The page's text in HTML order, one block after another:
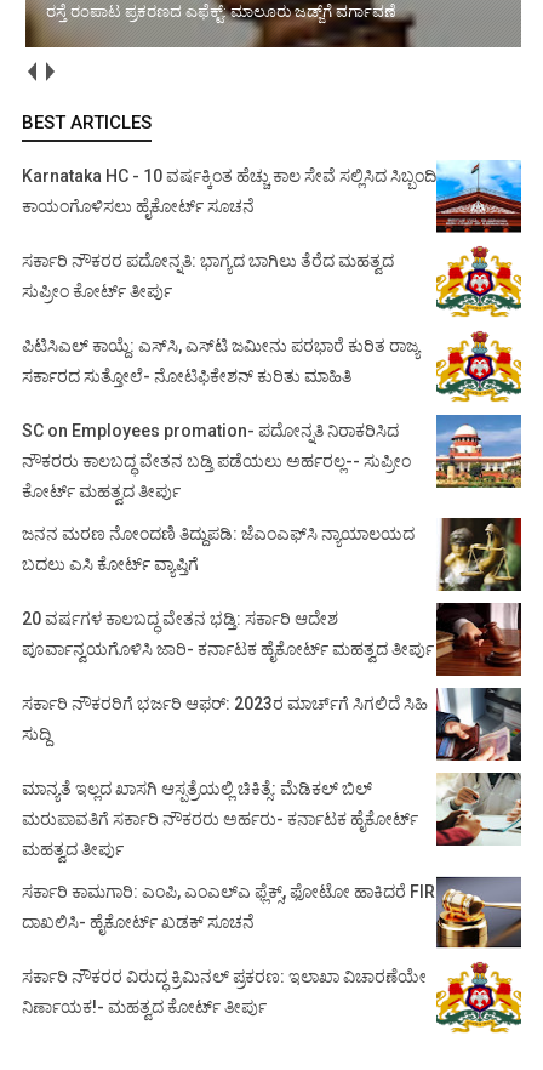
ಕೋರ್ಟ್‌
BEST ARTICLES
Karnataka HC - 10 ವರ್ಷಕ್ಕಿಂತ ಹೆಚ್ಚು ಕಾಲ ಸೇವೆ ಸಲ್ಲಿಸಿದ ಸಿಬ್ಬಂದಿ
ಕಾಯಂಗೊಳಿಸಲು ಹೈಕೋರ್ಟ್ ಸೂಚನೆ
ಸರ್ಕಾರಿ ನೌಕರರ ಪದೋನ್ನತಿ: ಭಾಗ್ಯದ ಬಾಗಿಲು ತೆರೆದ ಮಹತ್ವದ
ಸುಪ್ರೀಂ ಕೋರ್ಟ್ ತೀರ್ಪು
ಪಿಟಿಸಿಎಲ್ ಕಾಯ್ದೆ: ಎಸ್‌ಸಿ, ಎಸ್‌ಟಿ ಜಮೀನು ಪರಭಾರೆ ಕುರಿತ ರಾಜ್ಯ
ಸರ್ಕಾರದ ಸುತ್ತೋಲೆ- ನೋಟಿಫಿಕೇಶನ್‌ ಕುರಿತು ಮಾಹಿತಿ
SC on Employees promation- ಪದೋನ್ನತಿ ನಿರಾಕರಿಸಿದ
ನೌಕರರು ಕಾಲಬದ್ಧ ವೇತನ ಬಡ್ತಿ ಪಡೆಯಲು ಅರ್ಹರಲ್ಲ-- ಸುಪ್ರೀಂ
ಕೋರ್ಟ್ ಮಹತ್ವದ ತೀರ್ಪು
ಜನನ ಮರಣ ನೋಂದಣಿ ತಿದ್ದುಪಡಿ: ಜೆಎಂಎಫ್‌ಸಿ ನ್ಯಾಯಾಲಯದ
ಬದಲು ಎಸಿ ಕೋರ್ಟ್‌ ವ್ಯಾಪ್ತಿಗೆ
20 ವರ್ಷಗಳ ಕಾಲಬದ್ಧ ವೇತನ ಭಡ್ತಿ: ಸರ್ಕಾರಿ ಆದೇಶ
ಪೂರ್ವಾನ್ವಯಗೊಳಿಸಿ ಜಾರಿ- ಕರ್ನಾಟಕ ಹೈಕೋರ್ಟ್ ಮಹತ್ವದ ತೀರ್ಪು
ಸರ್ಕಾರಿ ನೌಕರರಿಗೆ ಭರ್ಜರಿ ಆಫರ್: 2023ರ ಮಾರ್ಚ್‌ಗೆ ಸಿಗಲಿದೆ ಸಿಹಿ
ಸುದ್ದಿ
ಮಾನ್ಯತೆ ಇಲ್ಲದ ಖಾಸಗಿ ಆಸ್ಪತ್ರೆಯಲ್ಲಿ ಚಿಕಿತ್ಸೆ: ಮೆಡಿಕಲ್ ಬಿಲ್
ಮರುಪಾವತಿಗೆ ಸರ್ಕಾರಿ ನೌಕರರು ಅರ್ಹರು- ಕರ್ನಾಟಕ ಹೈಕೋರ್ಟ್
ಮಹತ್ವದ ತೀರ್ಪು
ಸರ್ಕಾರಿ ಕಾಮಗಾರಿ: ಎಂಪಿ, ಎಂಎಲ್‌ಎ ಫ್ಲೆಕ್ಸ್‌, ಫೋಟೋ ಹಾಕಿದರೆ FIR
ದಾಖಲಿಸಿ- ಹೈಕೋರ್ಟ್‌ ಖಡಕ್ ಸೂಚನೆ
ಸರ್ಕಾರಿ ನೌಕರರ ವಿರುದ್ಧ ಕ್ರಿಮಿನಲ್ ಪ್ರಕರಣ: ಇಲಾಖಾ ವಿಚಾರಣೆಯೇ
ನಿರ್ಣಾಯಕ!- ಮಹತ್ವದ ಕೋರ್ಟ್ ತೀರ್ಪು